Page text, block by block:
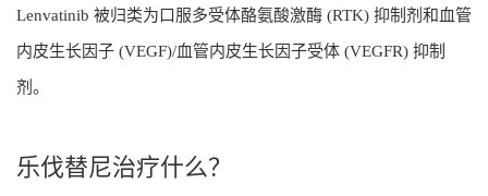
Lenvatinib 被归类为口服多受体酪氨酸激酶 (RTK) 抑制剂和血管
内皮生长因子 (VEGF)/血管内皮生长因子受体 (VEGFR) 抑制
剂。
乐伐替尼治疗什么？